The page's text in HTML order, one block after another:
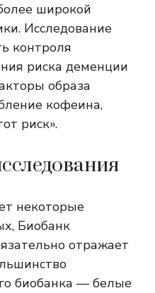
широкой
Исследование
контроля
риска деменции
образа
кофеина,
риск».
некоторые
Биобанк
отражает
биобанка — белые